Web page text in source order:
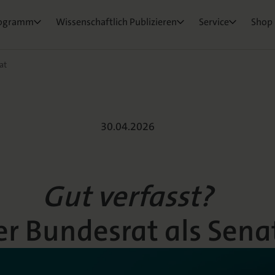
Wissenschaftlich Publizieren
Service
Shop
Senat
30.04.2026
Gut verfasst?
Bundesrat als